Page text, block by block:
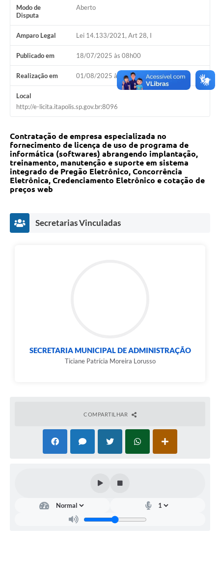
Feriados Municipais
Bairros Rurais
História
Galeria de Fotos
Ouvidoria Municipal
Audiências Públicas
Carta de Serviços
Notícias
Turismo
Projetos
Agenda
Modo de
Disputa
Aberto
Amparo Legal Lei 14.133/2021, Art 28, I
Publicado em 18/07/2025 às 08h00
Realização em 01/08/2025 às 08h30
Local
http://e-licita.itapolis.sp.gov.br:8096
Contratação de empresa especializada no
fornecimento de licença de uso de programa de
informática (softwares) abrangendo implantação,
treinamento, manutenção e suporte em sistema
integrado de Pregão Eletrônico, Concorrência
Eletrônica, Credenciamento Eletrônico e cotação de
preços web
Secretarias Vinculadas
SECRETARIA MUNICIPAL DE ADMINISTRAÇÃO
Ticiane Patrícia Moreira Lorusso
COMPARTILHAR